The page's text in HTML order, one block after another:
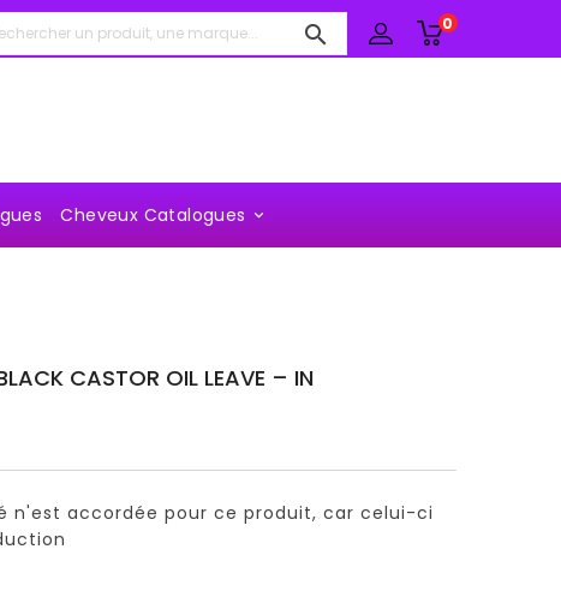
 0

Cheveux Catalogues
CASTOR OIL LEAVE – IN
n'est accordée pour ce produit, car celui-ci